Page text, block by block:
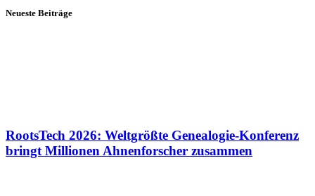
Neueste Beiträge
RootsTech 2026: Weltgrößte Genealogie-Konferenz
bringt Millionen Ahnenforscher zusammen